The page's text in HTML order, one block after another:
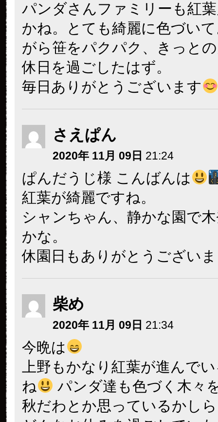
パンダさんファミリーも紅
かね。とても綺麗に色づい
がら笹をパクパク、きっと
休日を過ごしたはず。
毎日ありがとうございます
さえぱん
2020年 11月 09日 21:24
ぱんだうじ様 こんばんは
紅葉が綺麗ですね。
シャンちゃん、静かな園で
かな。
休園日もありがとうござい
柴め
2020年 11月 09日 21:34
今晩は
上野もかなり紅葉が進んで
ね
パンダ達も色づく木々
秋だわとか思っているかしら